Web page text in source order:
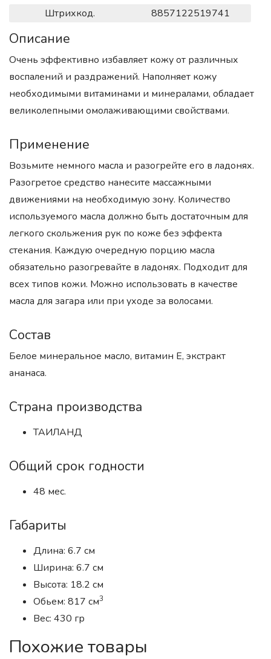
Штрихкод. 8857122519741
Описание
Очень эффективно избавляет кожу от различных
воспалений и раздражений. Наполняет кожу
необходимыми витаминами и минералами, обладает
великолепными омолаживающими свойствами.
Применение
Возьмите немного масла и разогрейте его в ладонях.
Разогретое средство нанесите массажными
движениями на необходимую зону. Количество
используемого масла должно быть достаточным для
легкого скольжения рук по коже без эффекта
стекания. Каждую очередную порцию масла
обязательно разогревайте в ладонях. Подходит для
всех типов кожи. Можно использовать в качестве
масла для загара или при уходе за волосами.
Состав
Белое минеральное масло, витамин Е, экстракт
ананаса.
Страна производства
ТАИЛАНД
Общий срок годности
48 мес.
Габариты
Длина: 6.7 см
Ширина: 6.7 см
Высота: 18.2 см
Обьем: 817 см3
Вес: 430 гр
Похожие товары